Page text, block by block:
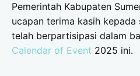
Pemerintah Kabupaten
ucapan terima kasih kepada
telah berpartisipasi dalam
Calendar of Event 2025 ini.